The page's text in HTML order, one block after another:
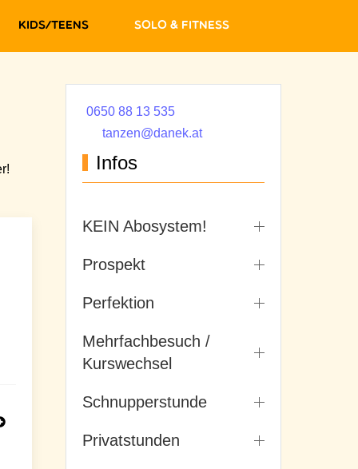
Kids/Teens Solo & Fitness
0650 88 13 535
tanzen@danek.at
Infos
KEIN Abosystem!
Prospekt
Perfektion
Mehrfachbesuch /
Kurswechsel
Schnupperstunde
Privatstunden